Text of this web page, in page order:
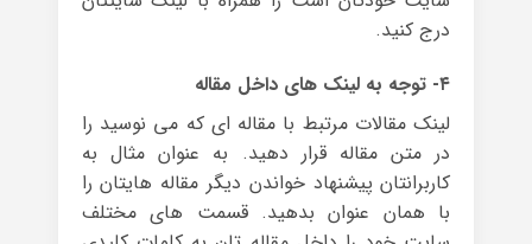
درج کنید.
۴- توجه به لینک های داخل مقاله
لینک مقالات مرتبط با مقاله ای که می نوسید را
در متن مقاله قرار دهید. به عنوان مثال به
کاربرانتان پیشنهاد خواندن دیگر مقاله هایتان را
با همان عنوان بدهید. قسمت های مختلف